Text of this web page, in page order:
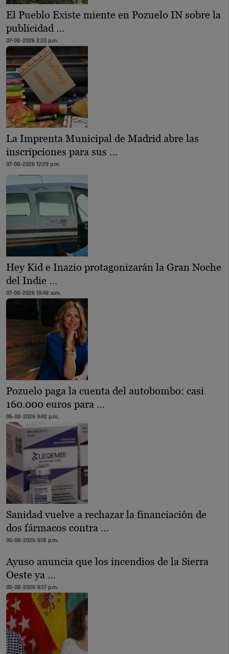
El Pueblo Existe miente en Pozuelo IN sobre la
publicidad …
07-08-2026 2:33 p.m.
La Imprenta Municipal de Madrid abre las
inscripciones para sus …
07-08-2026 12:29 p.m.
Hey Kid e Inazio protagonizarán la Gran Noche
del Indie …
07-08-2026 10:48 a.m.
Pozuelo paga la cuenta del autobombo: casi
160.000 euros para …
06-08-2026 9:42 p.m.
Sanidad vuelve a rechazar la financiación de
dos fármacos contra …
06-08-2026 9:18 p.m.
Ayuso anuncia que los incendios de la Sierra
Oeste ya …
05-08-2026 9:37 p.m.